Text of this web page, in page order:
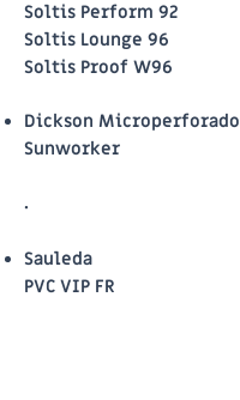
Soltis Perform 92
Soltis Lounge 96
Soltis Proof W96
Dickson Microperforado
Sunworker
.
Sauleda
PVC VIP FR